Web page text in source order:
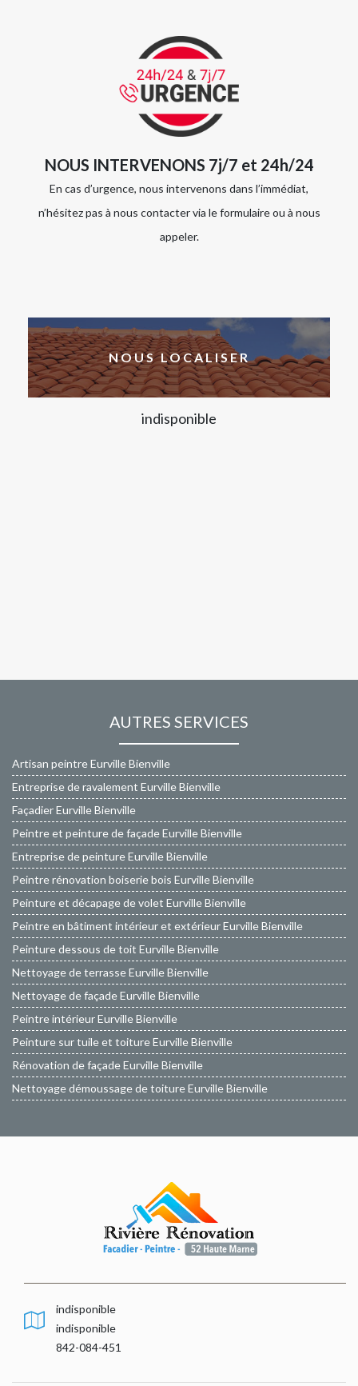
NOUS INTERVENONS 7j/7 et 24h/24
En cas d’urgence, nous intervenons dans l’immédiat,
n’hésitez pas à nous contacter via le formulaire ou à nous
appeler.
NOUS LOCALISER
indisponible
AUTRES SERVICES
Artisan peintre Eurville Bienville
Entreprise de ravalement Eurville Bienville
Façadier Eurville Bienville
Peintre et peinture de façade Eurville Bienville
Entreprise de peinture Eurville Bienville
Peintre rénovation boiserie bois Eurville Bienville
Peinture et décapage de volet Eurville Bienville
Peintre en bâtiment intérieur et extérieur Eurville Bienville
Peinture dessous de toit Eurville Bienville
Nettoyage de terrasse Eurville Bienville
Nettoyage de façade Eurville Bienville
Peintre intérieur Eurville Bienville
Peinture sur tuile et toiture Eurville Bienville
Rénovation de façade Eurville Bienville
Nettoyage démoussage de toiture Eurville Bienville
indisponible
indisponible
842-084-451